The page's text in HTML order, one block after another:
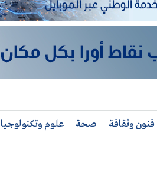
فنون وثقافة صحة علوم وتكنولوجيا